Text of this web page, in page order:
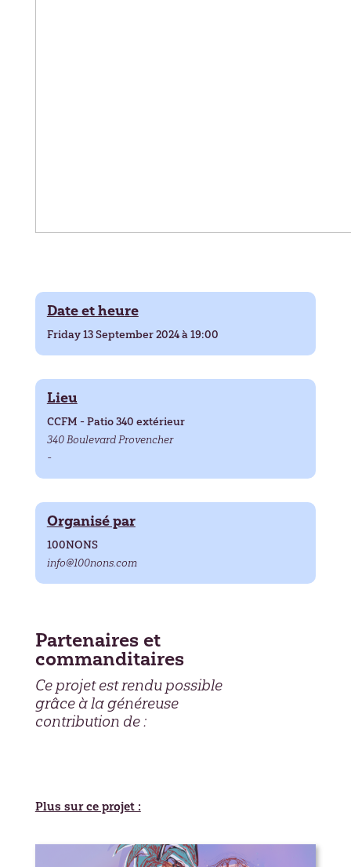
Date et heure
Friday 13 September 2024 à 19:00
Lieu
CCFM - Patio 340 extérieur
340 Boulevard Provencher
-
Organisé par
100NONS
info@100nons.com
Partenaires et
commanditaires
Ce projet est rendu possible
grâce à la généreuse
contribution de :
Plus sur ce projet :